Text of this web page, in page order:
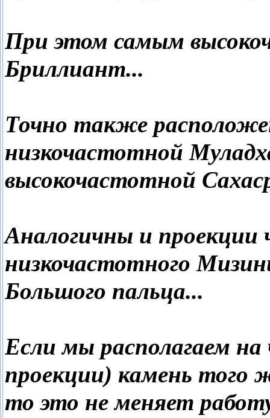
При этом самым
Бриллиант...
Точно также
низкочастотной
высокочастотной
Аналогичны и проекции
низкочастотного
Большого пальца...
Если мы располагаем на
проекции) камень того
то это не меняет